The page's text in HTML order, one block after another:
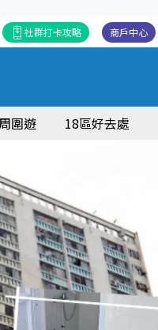
商戶中心
社群打卡攻略
圍遊 18區好去處